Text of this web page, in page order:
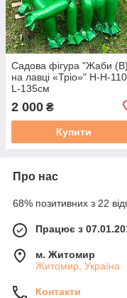
Садова фігура "Жаби (В)
на лавці «Тріо»" Н-H-
L-135см
2 000 ₴
Купити
Про нас
68% позитивних з 22
Працює з
м. Житомир
Житомир, Україна
Контакти